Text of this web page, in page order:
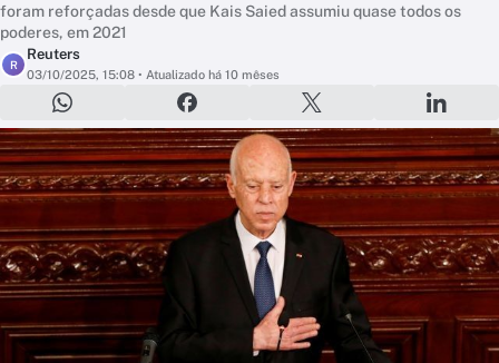
foram reforçadas desde que Kais Saied assumiu quase todos os
poderes, em 2021
R
Reuters
03/10/2025, 15:08 • Atualizado há 10 mêses